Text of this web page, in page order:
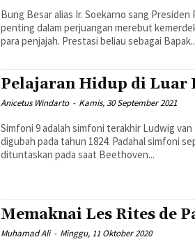
Bung Besar alias Ir. Soekarno sang
penting dalam perjuangan merebut
para penjajah. Prestasi beliau sebagai
Pelajaran Hidup di Luar
Anicetus Windarto - Kamis, 30 September 2021
Simfoni 9 adalah simfoni terakhir Ludwig
digubah pada tahun 1824. Padahal simfoni
dituntaskan pada saat Beethoven...
Memaknai Les Rites de
Muhamad Ali - Minggu, 11 Oktober 2020